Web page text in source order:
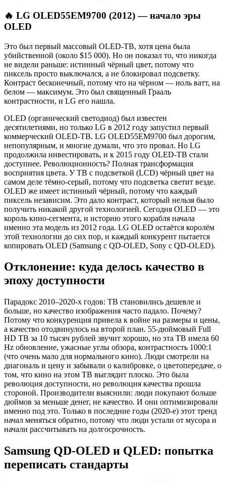
🔥 LG OLED55EM9700 (2012) — начало эры
OLED
Это был первый массовый OLED-ТВ, хотя цена была
убийственной (около $15 000). Но он показал то, что никогда
не видели раньше: истинный чёрный цвет, потому что
пиксель просто выключался, а не блокировал подсветку.
Контраст бесконечный, потому что на чёрном — ноль ватт, на
белом — максимум. Это был священный Грааль
контрастности, и LG его нашла.
OLED (органический светодиод) был известен
десятилетиями, но только LG в 2012 году запустил первый
коммерческий OLED-ТВ. LG OLED55EM9700 был дорогим,
непопулярным, и многие думали, что это провал. Но LG
продолжила инвестировать, и к 2015 году OLED-ТВ стали
доступнее. Революционность? Полная трансформация
восприятия цвета. У ТВ с подсветкой (LCD) чёрный цвет на
самом деле тёмно-серый, потому что подсветка светит везде.
OLED же имеет истинный чёрный, потому что каждый
пиксель независим. Это дало контраст, который нельзя было
получить никакой другой технологией. Сегодня OLED — это
король кино-сегмента, и историю этого корабля начала
именно эта модель из 2012 года. LG OLED остаётся королём
этой технологии до сих пор, и каждый конкурент пытается
копировать OLED (Samsung с QD-OLED, Sony с QD-OLED).
Отклонение: куда делось качество в
эпоху доступности
Парадокс 2010–2020-х годов: ТВ становились дешевле и
больше, но качество изображения часто падало. Почему?
Потому что конкуренция привела к войне на размеры и цены,
а качество отодвинулось на второй план. 55-дюймовый Full
HD ТВ за 10 тысяч рублей звучит хорошо, но эта ТВ имела 60
Hz обновление, ужасные углы обзора, контрастность 1000:1
(что очень мало для нормального кино). Люди смотрели на
диагональ и цену и забывали о калибровке, о цветопередаче, о
том, что кино на этом ТВ выглядит плоско. Это была
революция доступности, но революция качества прошла
стороной. Производители выяснили: люди покупают больше
дюймов за меньше денег, не качество. И они оптимизировали
именно под это. Только в последние годы (2020-е) этот тренд
начал меняться обратно, потому что люди устали от мусора и
начали рассчитывать на долгосрочность.
Samsung QD-OLED и QLED: попытка
переписать стандарты